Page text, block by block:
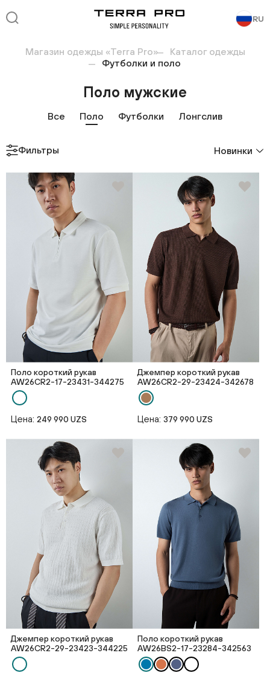
RU
Магазин одежды «Terra Pro»
Каталог одежды
Футболки и поло
Поло мужские
Все Поло Футболки Лонгслив
Фильтры Новинки
Поло короткий рукав
AW26CR2-17-23431-344275
Цена: 249 990 UZS
Джемпер короткий рукав
AW26CR2-29-23424-342678
Цена: 379 990 UZS
Джемпер короткий рукав
AW26CR2-29-23423-344225
Поло короткий рукав
AW26BS2-17-23284-342563